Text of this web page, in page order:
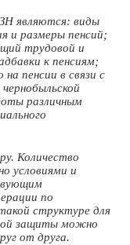
являются: виды
и размеры пенсий;
трудовой и
к пенсиям;
пенсии в связи с
различным
Количество
условиями и
по
структуре для
защиты можно
от друга.